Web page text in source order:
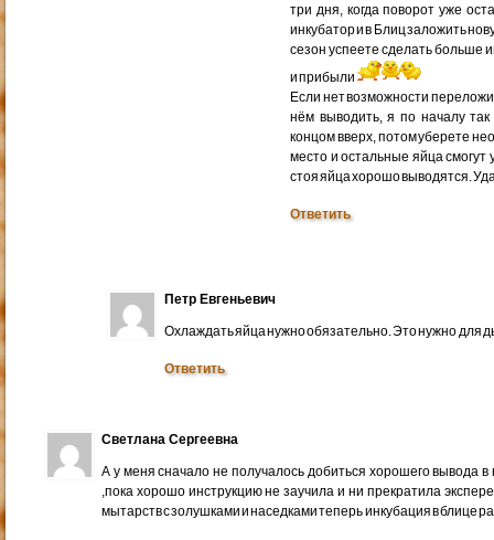
три дня, когда поворот уже
инкубатор и в Блиц заложить
сезон успеете сделать больше
и прибыли
Если нет возможности
нём выводить, я по началу
концом вверх, потом уберете
место и остальные яйца смогут
стоя яйца хорошо выводятся.
Ответить
Петр Евгеньевич
Охлаждать яйца нужно обязательно. Это нужно для
Ответить
Светлана Сергеевна
А у меня сначало не получалось добиться хорошего вывода
,пока хорошо инструкцию не заучила и ни прекратила
мытарств с золушками и наседками теперь инкубация в блице